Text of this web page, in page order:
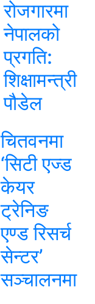
रोजगारमा
नेपालको
प्रगति:
शिक्षामन्त्री
पौडेल
चितवनमा
‘सिटी एज्ड
केयर
ट्रेनिङ
एण्ड रिसर्च
सेन्टर’
सञ्चालनमा